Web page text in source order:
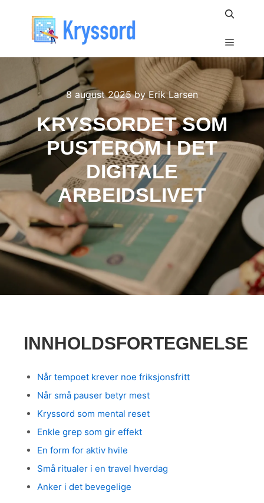
Main
8 august 2025byErik Larsen
KRYSSORDET SOM
PUSTEROM I DET
DIGITALE
ARBEIDSLIVET
INNHOLDSFORTEGNELSE
Når tempoet krever noe friksjonsfritt
Når små pauser betyr mest
Kryssord som mental reset
Enkle grep som gir effekt
En form for aktiv hvile
Små ritualer i en travel hverdag
Anker i det bevegelige